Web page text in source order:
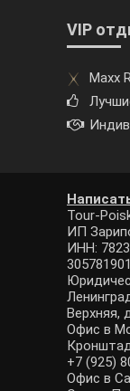
VIP
Maxx
Tour-
ИП
ИНН:
Верхняя,
Офис в
+7 (925)
Офис в